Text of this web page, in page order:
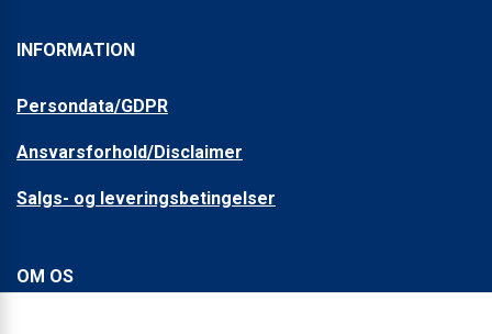
INFORMATION
Persondata/GDPR
Ansvarsforhold/Disclaimer
Salgs- og leveringsbetingelser
OM OS